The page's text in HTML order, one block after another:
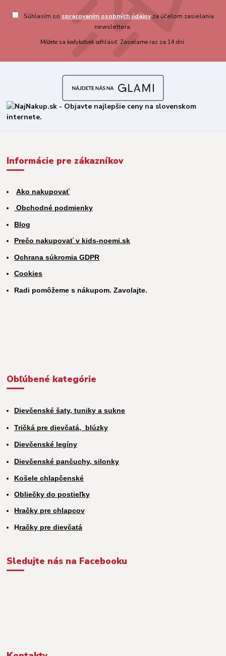
Súhlasím so spracovaním osobných údajovza účelom zasielania
newslettera.
Môžete sa kedykoľvek odhlásiť. Zasielame raz za 14 dní.
Informácie pre zákazníkov
Ako nakupovať
Obchodné podmienky
Blog
Prečo nakupovať v kids-noemi.sk
Ochrana súkromia GDPR
Cookies
Radi pomôžeme s nákupom. Zavolajte.
Obľúbené kategórie
Dievčenské šaty, tuniky a sukne
Tričká pre dievčatá, blúzky
Dievčenské legíny
Dievčenské pančuchy, silonky
Košele chlapčenské
Obliečky do postieľky
Hračky pre chlapcov
Hračky pre dievčatá
Sledujte nás na Facebooku